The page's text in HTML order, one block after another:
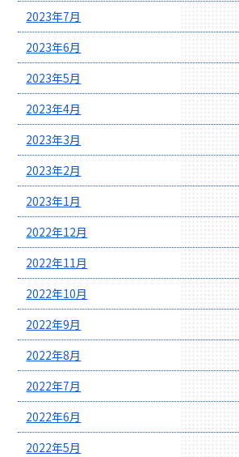
2023年7月
2023年6月
2023年5月
2023年4月
2023年3月
2023年2月
2023年1月
2022年12月
2022年11月
2022年10月
2022年9月
2022年8月
2022年7月
2022年6月
2022年5月